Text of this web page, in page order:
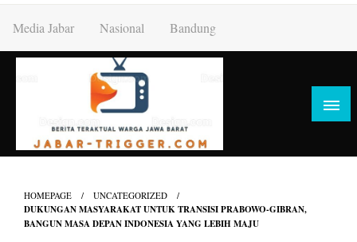
content
Media Jabar Nasional Bandung
HOMEPAGE UNCATEGORIZED
DUKUNGAN MASYARAKAT UNTUK TRANSISI PRABOWO-GIBRAN,
BANGUN MASA DEPAN INDONESIA YANG LEBIH MAJU